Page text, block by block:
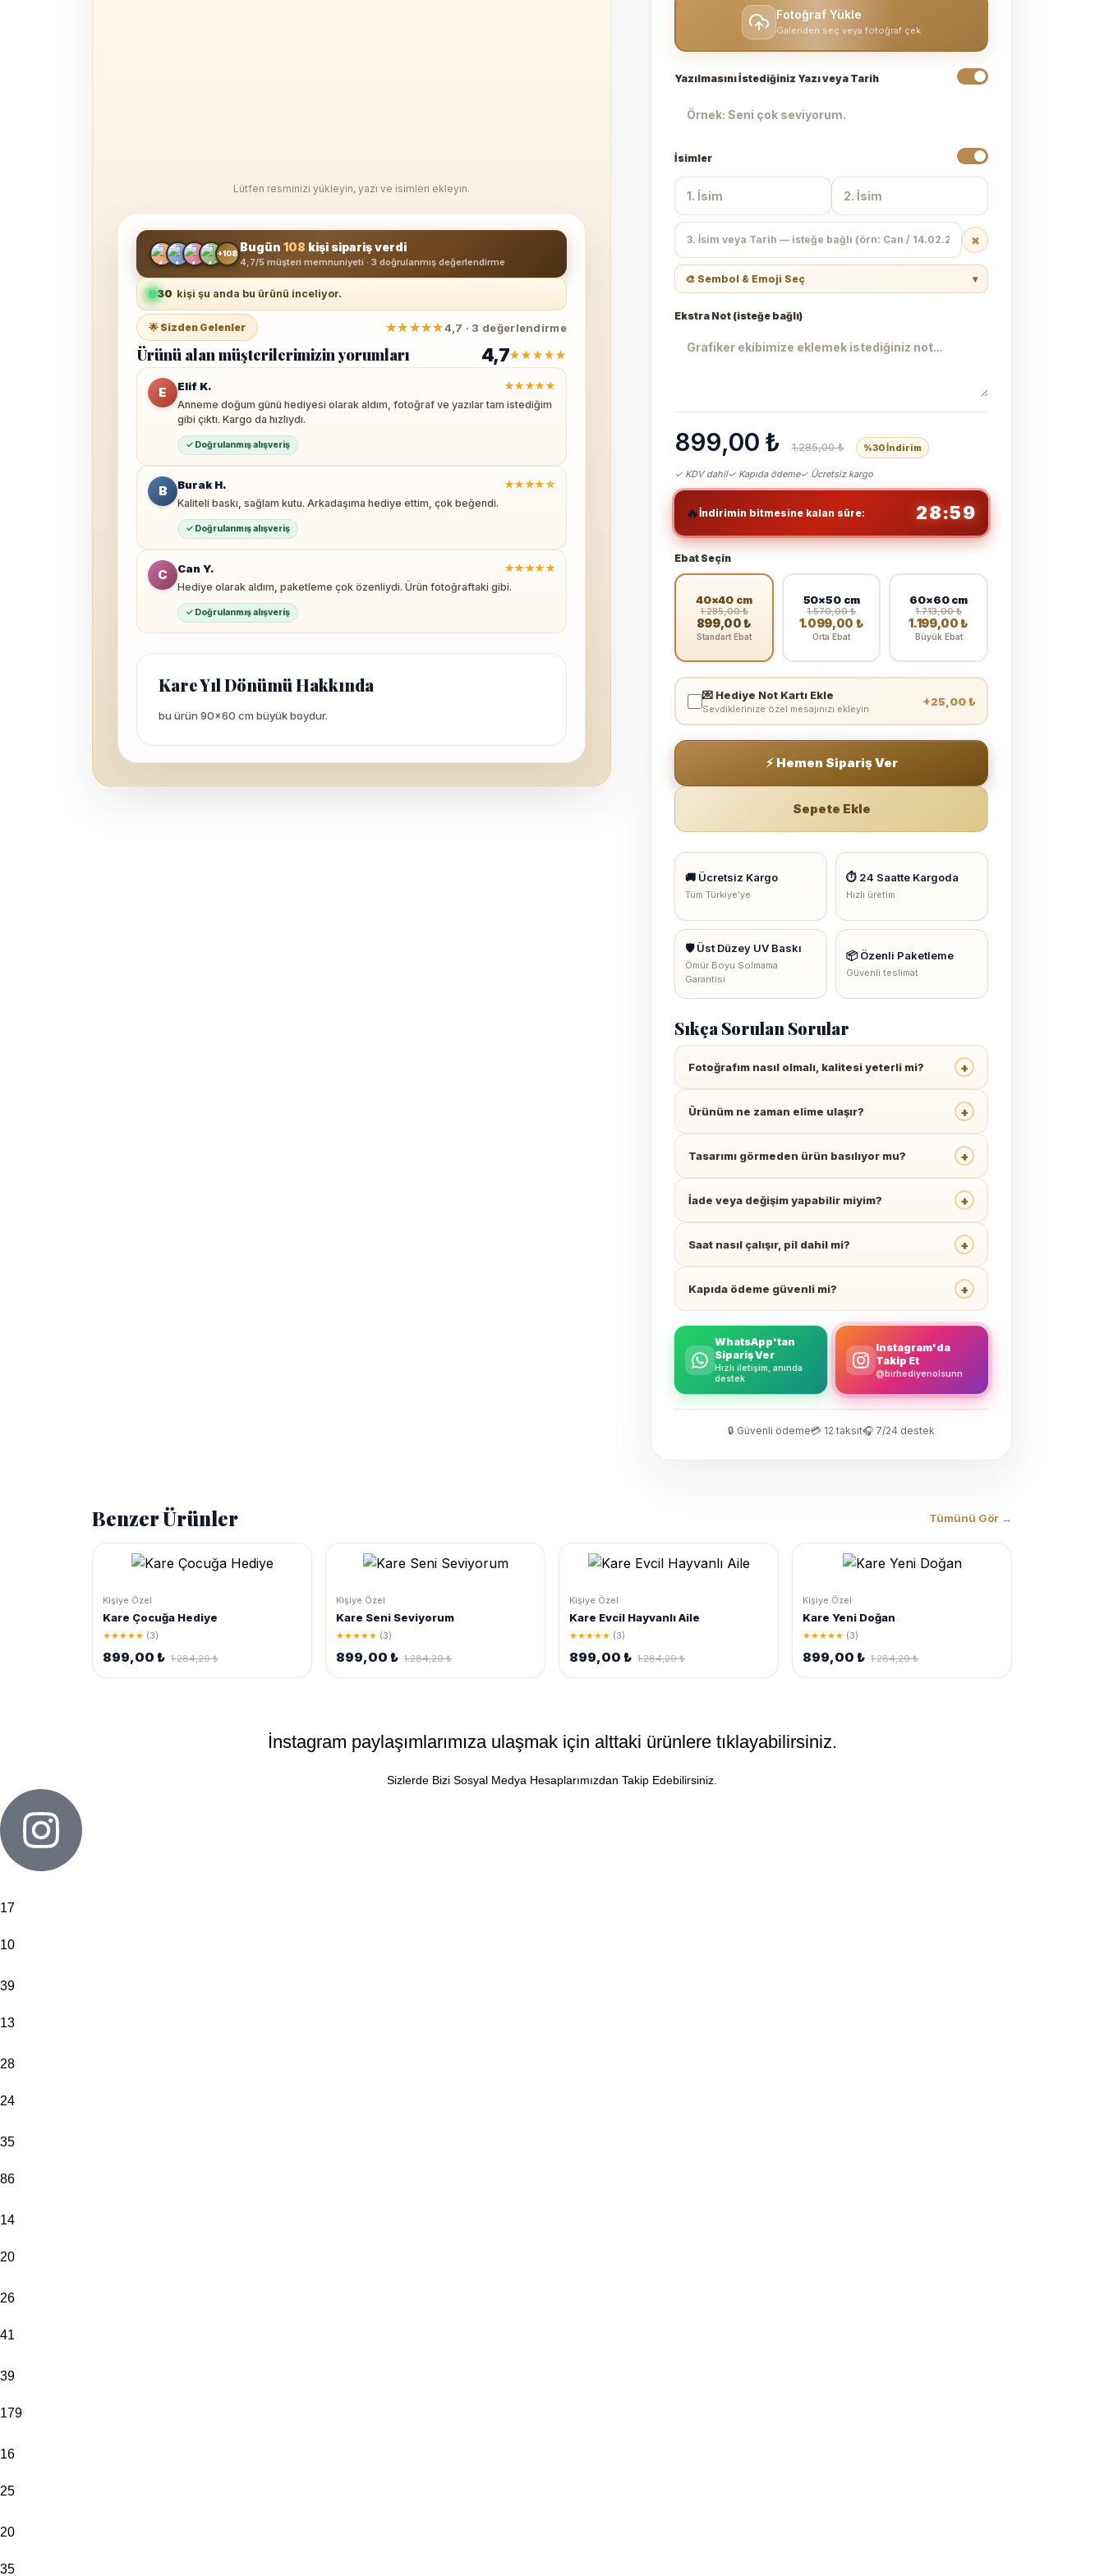
Lütfen resminizi yükleyin, yazı ve isimleri ekleyin.
+108 Bugün 108 kişi sipariş verdi
4,7/5 müşteri memnuniyeti · 3 doğrulanmış değerlendirme
30 kişi şu anda bu ürünü inceliyor.
🌟 Sizden Gelenler ★★★★★4,7 · 3 değerlendirme
Ürünü alan müşterilerimizin yorumları 4,7★★★★★
E Elif K. ★★★★★
Anneme doğum günü hediyesi olarak aldım, fotoğraf ve yazılar tam istediğim
gibi çıktı. Kargo da hızlıydı.
✓ Doğrulanmış alışveriş
B Burak H. ★★★★☆
Kaliteli baskı, sağlam kutu. Arkadaşıma hediye ettim, çok beğendi.
✓ Doğrulanmış alışveriş
C Can Y. ★★★★★
Hediye olarak aldım, paketleme çok özenliydi. Ürün fotoğraftaki gibi.
✓ Doğrulanmış alışveriş
Kare Yıl Dönümü Hakkında
bu ürün 90×60 cm büyük boydur.
Fotoğraf Yükle
Galeriden seç veya fotoğraf çek
Yazılmasını İstediğiniz Yazı veya Tarih
İsimler
×
🎨 Sembol & Emoji Seç ▾
Ekstra Not (isteğe bağlı)
899,00 ₺ 1.285,00 ₺ %30 İndirim
✓ KDV dahil✓ Kapıda ödeme✓ Ücretsiz kargo
🔥İndirimin bitmesine kalan süre: 28:59
Ebat Seçin
40×40 cm
1.285,00 ₺
899,00 ₺
Standart Ebat
50×50 cm
1.570,00 ₺
1.099,00 ₺
Orta Ebat
60×60 cm
1.713,00 ₺
1.199,00 ₺
Büyük Ebat
💌 Hediye Not Kartı Ekle
Sevdiklerinize özel mesajınızı ekleyin
+25,00 ₺
⚡ Hemen Sipariş Ver
Sepete Ekle
🚚 Ücretsiz Kargo
Tüm Türkiye'ye
⏱ 24 Saatte Kargoda
Hızlı üretim
🛡 Üst Düzey UV Baskı
Ömür Boyu Solmama
Garantisi
📦 Özenli Paketleme
Güvenli teslimat
Sıkça Sorulan Sorular
Fotoğrafım nasıl olmalı, kalitesi yeterli mi? +
Ürünüm ne zaman elime ulaşır? +
Tasarımı görmeden ürün basılıyor mu? +
İade veya değişim yapabilir miyim? +
Saat nasıl çalışır, pil dahil mi? +
Kapıda ödeme güvenli mi? +
WhatsApp'tan
Sipariş Ver
Hızlı iletişim, anında
destek
Instagram'da
Takip Et
@birhediyenolsunn
🔒 Güvenli ödeme💳 12 taksit🎧 7/24 destek
Benzer Ürünler Tümünü Gör →
Kişiye Özel
Kare Çocuğa Hediye
★★★★★ (3)
899,00 ₺ 1.284,29 ₺
Kişiye Özel
Kare Seni Seviyorum
★★★★★ (3)
899,00 ₺ 1.284,29 ₺
Kişiye Özel
Kare Evcil Hayvanlı Aile
★★★★★ (3)
899,00 ₺ 1.284,29 ₺
Kişiye Özel
Kare Yeni Doğan
★★★★★ (3)
899,00 ₺ 1.284,29 ₺
rehber
videosunu
izlemek
için
tıklayın.
Metinleri
yazdırmak
isimleri ve
yazın
(Örn;
Annem
Kerem)
Üründe
Görseller
Görsel
Kadar
Toplam:
İnstagram paylaşımlarımıza ulaşmak için alttaki ürünlere tıklayabilirsiniz.
Sizlerde Bizi Sosyal Medya Hesaplarımızdan Takip Edebilirsiniz.
17
10
39
13
28
24
35
86
14
20
26
41
39
179
16
25
20
35